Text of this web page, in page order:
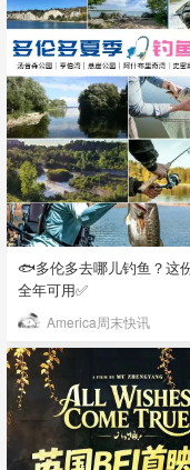
🐟多伦多去哪儿钓鱼？这
全年可用✅
America周末快讯